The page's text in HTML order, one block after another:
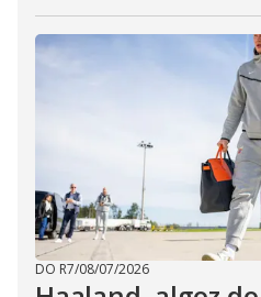
DO R7/08/07/2026